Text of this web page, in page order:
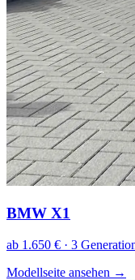
BMW X1
ab 1.650 € · 3
Modellseite ansehen →